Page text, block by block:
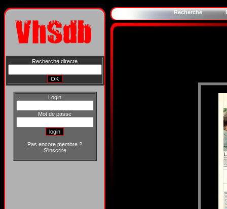
Recherche directe
Login
Mot de passe
Pas encore membre ?
S'inscrire
Recherche